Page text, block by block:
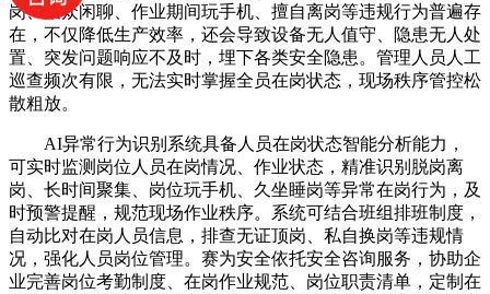
岗、聚众闲聊、作业期间玩手机、擅自离岗等违规行为普遍存
在，不仅降低生产效率，还会导致设备无人值守、隐患无人处
置、突发问题响应不及时，埋下各类安全隐患。管理人员人工
巡查频次有限，无法实时掌握全员在岗状态，现场秩序管控松
散粗放。
AI异常行为识别系统具备人员在岗状态智能分析能力，
可实时监测岗位人员在岗情况、作业状态，精准识别脱岗离
岗、长时间聚集、岗位玩手机、久坐睡岗等异常在岗行为，及
时预警提醒，规范现场作业秩序。系统可结合班组排班制度，
自动比对在岗人员信息，排查无证顶岗、私自换岗等违规情
况，强化人员岗位管理。赛为安全依托安全咨询服务，协助企
业完善岗位考勤制度、在岗作业规范、岗位职责清单，定制在